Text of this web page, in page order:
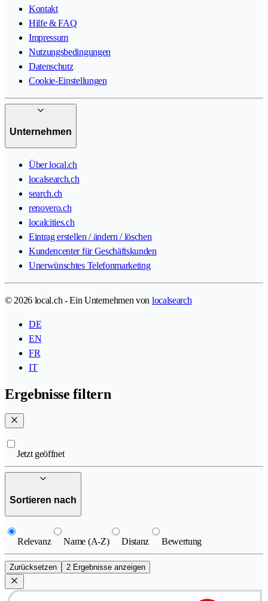
Kontakt
Hilfe & FAQ
Impressum
Nutzungsbedingungen
Datenschutz
Cookie-Einstellungen
Unternehmen
Über local.ch
localsearch.ch
search.ch
renovero.ch
localcities.ch
Eintrag erstellen / ändern / löschen
Kundencenter für Geschäftskunden
Unerwünschtes Telefonmarketing
© 2026 local.ch - Ein Unternehmen von localsearch
DE
EN
FR
IT
Ergebnisse filtern
Jetzt geöffnet
Sortieren nach
Relevanz Name (A-Z) Distanz Bewertung
Zurücksetzen 2 Ergebnisse anzeigen